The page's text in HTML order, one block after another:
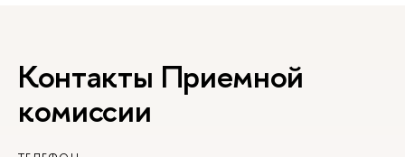
Контакты Приемной
комиссии